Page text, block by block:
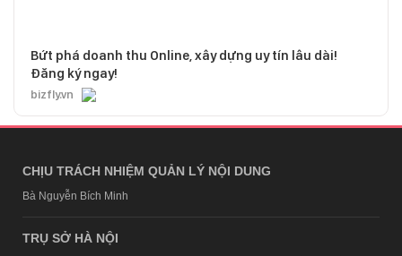
Bứt phá doanh thu Online, xây dựng uy tín lâu dài!
Đăng ký ngay!
bizfly.vn
CHỊU TRÁCH NHIỆM QUẢN LÝ NỘI DUNG
Bà Nguyễn Bích Minh
TRỤ SỞ HÀ NỘI